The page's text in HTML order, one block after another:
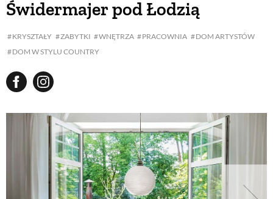
Świdermajer pod Łodzią
KRYSZTAŁY ZABYTKI WNĘTRZA PRACOWNIA
DOM ARTYSTÓW
DOM W STYLU COUNTRY
BUDUJEMY DOM
WARZYWA I OWOCE
ROŚLINY OGRODOWE
PORADY